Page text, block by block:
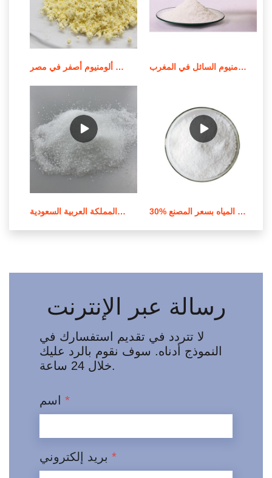
سعر المصنع باك 30% كلوريد بولي ألومنيوم أصفر في مصر موردي كلوريد الحديديك بولي الألومنيوم السائل في المغرب
مسحوق أصفر فاتح بولي كلوريد الألومنيوم من المملكة العربية السعودية 30% باك بولي كلوريد الألومنيوم لمعالجة المياه بسعر المصنع
رسالة عبر الإنترنت
لا تتردد في تقديم استفسارك في
النموذج أدناه. سوف نقوم بالرد عليك
خلال 24 ساعة.
*
*